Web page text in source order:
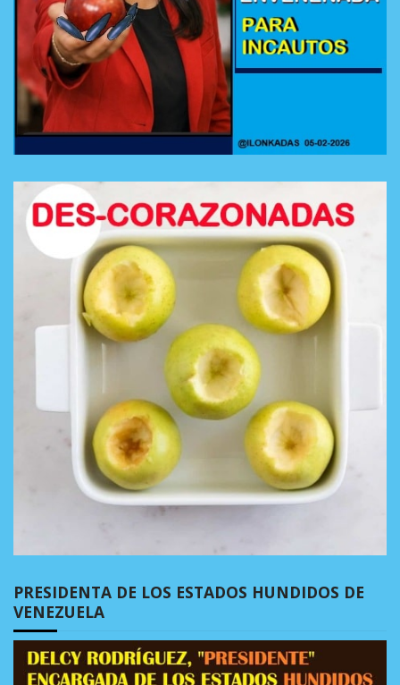
PRESIDENTA DE LOS ESTADOS HUNDIDOS DE
VENEZUELA